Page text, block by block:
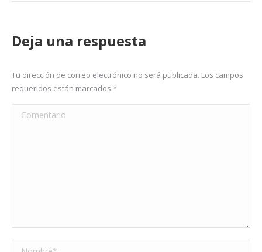
Deja una respuesta
Tu dirección de correo electrónico no será publicada. Los campos
requeridos están marcados *
Comentario
Nombre *